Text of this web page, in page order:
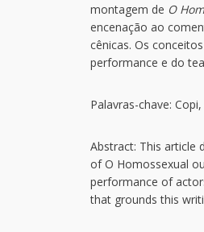
montagem de O
encenação ao
cênicas. Os
performance e do
Palavras-chave:
Abstract: This article
of O Homossexual
performance of
that grounds this